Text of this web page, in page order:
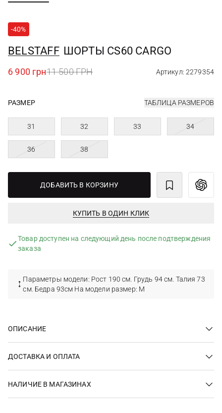
-40%
BELSTAFF ШОРТЫ CS60 CARGO
6 900 грн11 500 ГРН Артикул: 2279354
РАЗМЕР ТАБЛИЦА РАЗМЕРОВ
31 32 33 34
36 38
ДОБАВИТЬ В КОРЗИНУ
КУПИТЬ В ОДИН КЛИК
Товар доступен на следующий день после подтверждения
заказа
Параметры модели: Рост 190 см. Грудь 94 см. Талия 73
см. Бедра 93см На модели размер: M
ОПИСАНИЕ
ДОСТАВКА И ОПЛАТА
НАЛИЧИЕ В МАГАЗИНАХ